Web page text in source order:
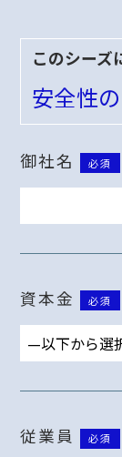
このシーズ
安全性
御社名 必須
資本金 必須
従業員 必須